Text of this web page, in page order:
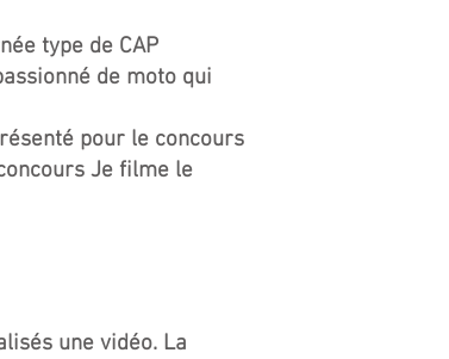
type de CAP
de moto qui
pour le concours
Je filme le
une vidéo. La